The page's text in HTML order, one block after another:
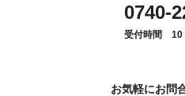
0740-
受付時間 10
お気軽にお問